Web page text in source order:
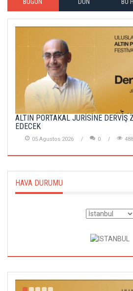
ALTIN PORTAKAL JÜRİSİNE DERVİŞ
EDECEK
05 Agustos 2026 0 488
HAVA DURUMU